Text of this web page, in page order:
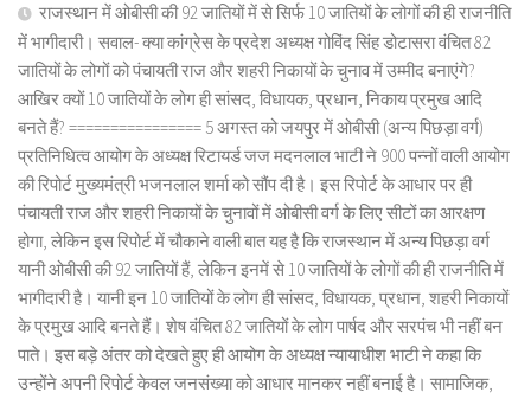
राजस्थान में ओबीसी की 92 जातियों में से सिर्फ 10 जातियों के लोगों की ही राजनीति
में भागीदारी। सवाल- क्या कांग्रेस के प्रदेश अध्यक्ष गोविंद सिंह डोटासरा वंचित 82
जातियों के लोगों को पंचायती राज और शहरी निकायों के चुनाव में उम्मीद बनाएंगे?
आखिर क्यों 10 जातियों के लोग ही सांसद, विधायक, प्रधान, निकाय प्रमुख आदि
बनते हैं? ================ 5 अगस्त को जयपुर में ओबीसी (अन्य पिछड़ा वर्ग)
प्रतिनिधित्व आयोग के अध्यक्ष रिटायर्ड जज मदनलाल भाटी ने 900 पन्नों वाली आयोग
की रिपोर्ट मुख्यमंत्री भजनलाल शर्मा को सौंप दी है। इस रिपोर्ट के आधार पर ही
पंचायती राज और शहरी निकायों के चुनावों में ओबीसी वर्ग के लिए सीटों का आरक्षण
होगा, लेकिन इस रिपोर्ट में चौकाने वाली बात यह है कि राजस्थान में अन्य पिछड़ा वर्ग
यानी ओबीसी की 92 जातियों हैं, लेकिन इनमें से 10 जातियों के लोगों की ही राजनीति में
भागीदारी है। यानी इन 10 जातियों के लोग ही सांसद, विधायक, प्रधान, शहरी निकायों
के प्रमुख आदि बनते हैं। शेष वंचित 82 जातियों के लोग पार्षद और सरपंच भी नहीं बन
पाते। इस बड़े अंतर को देखते हुए ही आयोग के अध्यक्ष न्यायाधीश भाटी ने कहा कि
उन्होंने अपनी रिपोर्ट केवल जनसंख्या को आधार मानकर नहीं बनाई है। सामाजिक,